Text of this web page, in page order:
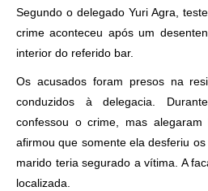
Segundo o delegado Yuri Agra,
crime aconteceu após um
interior do referido bar.
Os acusados foram presos na
conduzidos à delegacia.
confessou o crime, mas
afirmou que somente ela desferiu
marido teria segurado a vítima. A
localizada.